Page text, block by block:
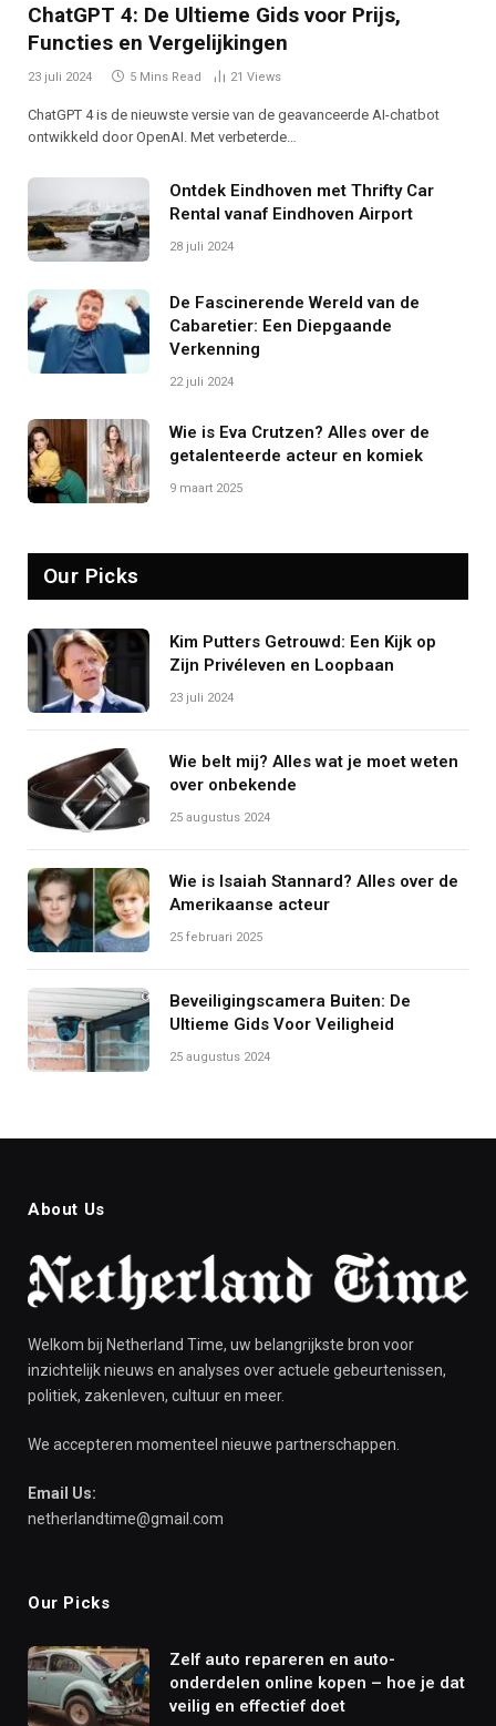
ChatGPT 4: De Ultieme Gids voor Prijs,
Functies en Vergelijkingen
23 juli 2024 5 Mins Read 21 Views
ChatGPT 4 is de nieuwste versie van de geavanceerde AI-chatbot
ontwikkeld door OpenAI. Met verbeterde…
Ontdek Eindhoven met Thrifty Car
Rental vanaf Eindhoven Airport
28 juli 2024
De Fascinerende Wereld van de
Cabaretier: Een Diepgaande
Verkenning
22 juli 2024
Wie is Eva Crutzen? Alles over de
getalenteerde acteur en komiek
9 maart 2025
Our Picks
Kim Putters Getrouwd: Een Kijk op
Zijn Privéleven en Loopbaan
23 juli 2024
Wie belt mij? Alles wat je moet weten
over onbekende
25 augustus 2024
Wie is Isaiah Stannard? Alles over de
Amerikaanse acteur
25 februari 2025
Beveiligingscamera Buiten: De
Ultieme Gids Voor Veiligheid
25 augustus 2024
About Us
Welkom bij Netherland Time, uw belangrijkste bron voor
inzichtelijk nieuws en analyses over actuele gebeurtenissen,
politiek, zakenleven, cultuur en meer.
We accepteren momenteel nieuwe partnerschappen.
Email Us:
netherlandtime@gmail.com
Our Picks
Zelf auto repareren en auto-
onderdelen online kopen – hoe je dat
veilig en effectief doet